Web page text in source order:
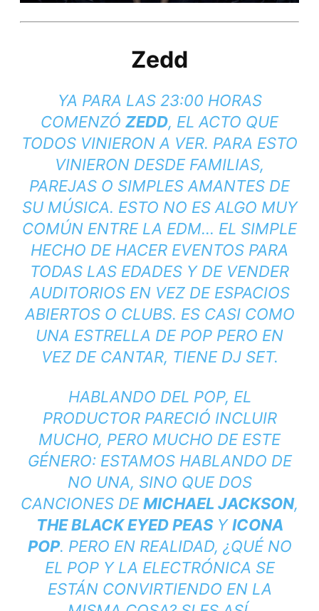
Zedd
YA PARA LAS 23:00 HORAS
COMENZÓ ZEDD, EL ACTO QUE
TODOS VINIERON A VER. PARA ESTO
VINIERON DESDE FAMILIAS,
PAREJAS O SIMPLES AMANTES DE
SU MÚSICA. ESTO NO ES ALGO MUY
COMÚN ENTRE LA EDM… EL SIMPLE
HECHO DE HACER EVENTOS PARA
TODAS LAS EDADES Y DE VENDER
AUDITORIOS EN VEZ DE ESPACIOS
ABIERTOS O CLUBS. ES CASI COMO
UNA ESTRELLA DE POP PERO EN
VEZ DE CANTAR, TIENE DJ SET.
HABLANDO DEL POP, EL
PRODUCTOR PARECIÓ INCLUIR
MUCHO, PERO MUCHO DE ESTE
GÉNERO: ESTAMOS HABLANDO DE
NO UNA, SINO QUE DOS
CANCIONES DEMICHAEL JACKSON,
THE BLACK EYED PEASYICONA
POP. PERO EN REALIDAD, ¿QUÉ NO
EL POP Y LA ELECTRÓNICA SE
ESTÁN CONVIRTIENDO EN LA